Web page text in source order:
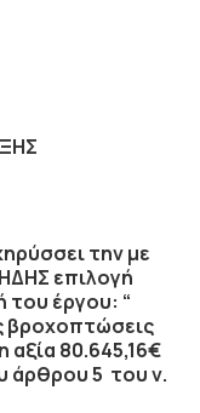
την με
επιλογή
του έργου: “
βροχοπτώσεις
αξία 80.645,16€
άρθρου 5 του ν.